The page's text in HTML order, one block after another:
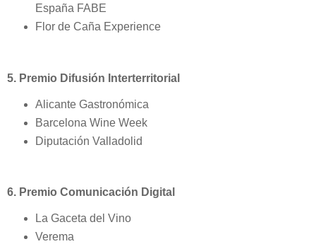
España FABE
Flor de Caña Experience
5. Premio Difusión Interterritorial
Alicante Gastronómica
Barcelona Wine Week
Diputación Valladolid
6. Premio Comunicación Digital
La Gaceta del Vino
Verema